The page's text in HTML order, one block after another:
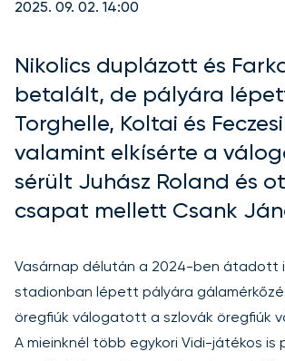
2025. 09. 02. 14:00
Nikolics duplázott és
betalált, de pályára
Torghelle, Koltai és
valamint elkísérte a
sérült Juhász Roland és
csapat mellett Csank
Vasárnap délután a 2024-ben átadott
stadionban lépett pályára
öregfiúk válogatott a szlovák öregfiúk
A mieinknél több egykori Vidi-játékos is